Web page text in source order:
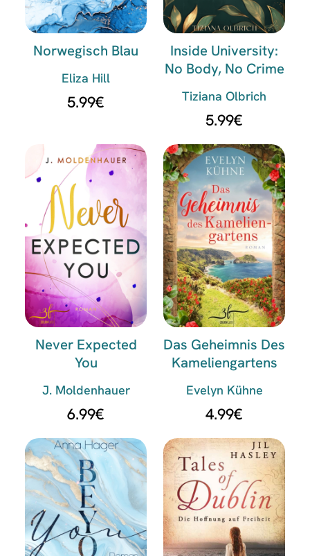
Norwegisch Blau
Eliza Hill
5.99€
Inside University:
No Body, No Crime
Tiziana Olbrich
5.99€
Never Expected
You
J. Moldenhauer
6.99€
Das Geheimnis Des
Kameliengartens
Evelyn Kühne
4.99€